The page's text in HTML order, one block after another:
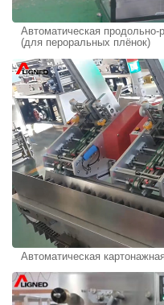
Автоматическая
(для пероральных плёнок)
Автоматическая